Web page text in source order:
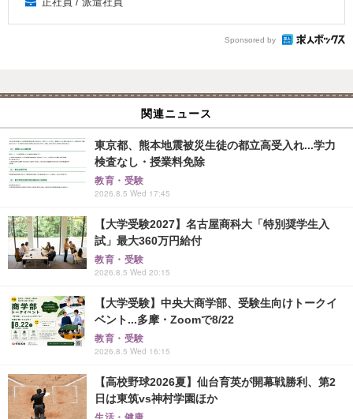
Sponsored by
関連ニュース
東京都、熊本地震被災生徒の都立高受入れ...学力
検査なし・授業料免除
教育・受験
2026.8.5 Wed 17:45
【大学受験2027】名古屋商科大「特別奨学生入
試」最大360万円給付
教育・受験
2026.8.5 Wed 20:15
【大学受験】中央大商学部、受験生向けトークイ
ベント...多摩・Zoomで8/22
教育・受験
2026.8.5 Wed 16:15
【高校野球2026夏】仙台育英が開幕戦勝利、第2
日は東筑vs神村学園ほか